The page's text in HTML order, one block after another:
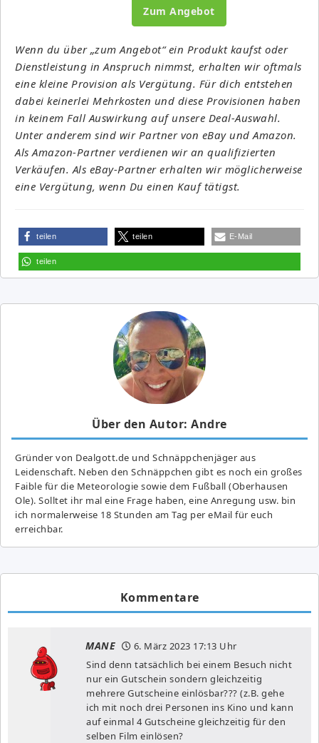
Zum Angebot
Wenn du über „zum Angebot“ ein Produkt kaufst oder
Dienstleistung in Anspruch nimmst, erhalten wir oftmals
eine kleine Provision als Vergütung. Für dich entstehen
dabei keinerlei Mehrkosten und diese Provisionen haben
in keinem Fall Auswirkung auf unsere Deal-Auswahl.
Unter anderem sind wir Partner von eBay und Amazon.
Als Amazon-Partner verdienen wir an qualifizierten
Verkäufen. Als eBay-Partner erhalten wir möglicherweise
eine Vergütung, wenn Du einen Kauf tätigst.
teilen teilen E-Mail
teilen
Über den Autor: Andre
Gründer von Dealgott.de und Schnäppchenjäger aus
Leidenschaft. Neben den Schnäppchen gibt es noch ein großes
Fai­ble für die Meteorologie sowie dem Fußball (Oberhausen
Ole). Solltet ihr mal eine Frage haben, eine Anregung usw. bin
ich normalerweise 18 Stunden am Tag per eMail für euch
erreichbar.
Kommentare
MANE 6. März 2023 17:13 Uhr
Sind denn tatsächlich bei einem Besuch nicht
nur ein Gutschein sondern gleichzeitig
mehrere Gutscheine einlösbar??? (z.B. gehe
ich mit noch drei Personen ins Kino und kann
auf einmal 4 Gutscheine gleichzeitig für den
selben Film einlösen?